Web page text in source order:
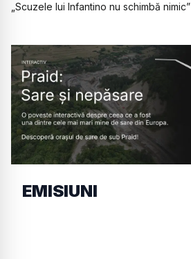
„Scuzele lui Infantino nu schimbă nimic”
EMISIUNI